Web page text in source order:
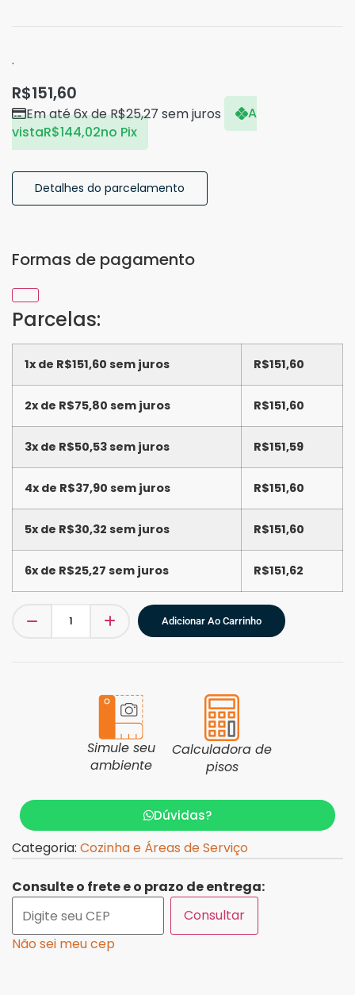
.
R$151,60
Em até 6x deR$25,27 sem juros
A
vistaR$144,02no Pix
Detalhes do parcelamento
Formas de pagamento
Parcelas:
1x de R$151,60 sem juros R$151,60
2x de R$75,80 sem juros R$151,60
3x de R$50,53sem juros R$151,59
4x de R$37,90 sem juros R$151,60
5x de R$30,32 sem juros R$151,60
6x de R$25,27 sem juros R$151,62
Adicionar Ao Carrinho
Simule seu
ambiente
Calculadora de
pisos
Dúvidas?
Categoria: Cozinha e Áreas de Serviço
Consulte o frete e o prazo de entrega:
Consultar
Não sei meu cep